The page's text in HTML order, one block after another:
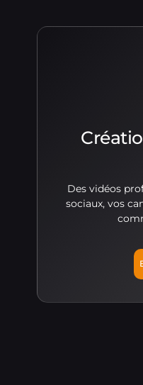
Des vidéos
sociaux, vos